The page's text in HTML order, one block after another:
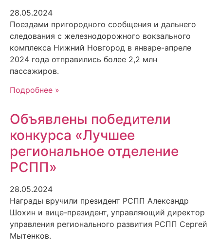
28.05.2024
Поездами пригородного сообщения и дальнего
следования с железнодорожного вокзального
комплекса Нижний Новгород в январе-апреле
2024 года отправились более 2,2 млн
пассажиров.
Подробнее »
Объявлены победители
конкурса «Лучшее
региональное отделение
РСПП»
28.05.2024
Награды вручили президент РСПП Александр
Шохин и вице-президент, управляющий директор
управления регионального развития РСПП Сергей
Мытенков.